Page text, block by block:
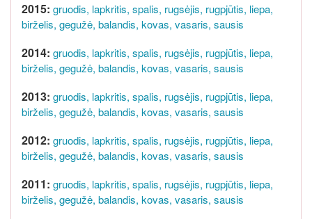
2015: gruodis, lapkritis, spalis, rugsėjis, rugpjūtis, liepa,
birželis, gegužė, balandis, kovas, vasaris, sausis
2014: gruodis, lapkritis, spalis, rugsėjis, rugpjūtis, liepa,
birželis, gegužė, balandis, kovas, vasaris, sausis
2013: gruodis, lapkritis, spalis, rugsėjis, rugpjūtis, liepa,
birželis, gegužė, balandis, kovas, vasaris, sausis
2012: gruodis, lapkritis, spalis, rugsėjis, rugpjūtis, liepa,
birželis, gegužė, balandis, kovas, vasaris, sausis
2011: gruodis, lapkritis, spalis, rugsėjis, rugpjūtis, liepa,
birželis, gegužė, balandis, kovas, vasaris, sausis